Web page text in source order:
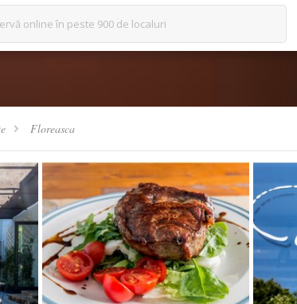
online în peste 900 de localuri
Floreasca